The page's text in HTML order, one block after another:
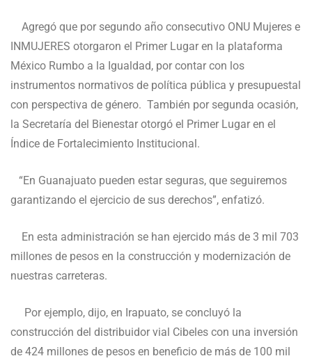
Agregó que por segundo año consecutivo ONU Mujeres e
INMUJERES otorgaron el Primer Lugar en la plataforma
México Rumbo a la Igualdad, por contar con los
instrumentos normativos de política pública y presupuestal
con perspectiva de género. También por segunda ocasión,
la Secretaría del Bienestar otorgó el Primer Lugar en el
Índice de Fortalecimiento Institucional.
“En Guanajuato pueden estar seguras, que seguiremos
garantizando el ejercicio de sus derechos”, enfatizó.
En esta administración se han ejercido más de 3 mil 703
millones de pesos en la construcción y modernización de
nuestras carreteras.
Por ejemplo, dijo, en Irapuato, se concluyó la
construcción del distribuidor vial Cibeles con una inversión
de 424 millones de pesos en beneficio de más de 100 mil